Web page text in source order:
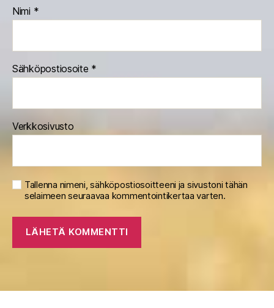
Nimi *
Sähköpostiosoite *
Verkkosivusto
Tallenna nimeni, sähköpostiosoitteeni ja sivustoni tähän
selaimeen seuraavaa kommentointikertaa varten.